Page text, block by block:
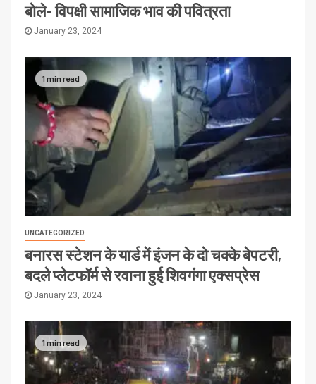
बोले- विपक्षी सामाजिक भाव की पवित्रता
January 23, 2024
1 min read
UNCATEGORIZED
बनारस स्टेशन के यार्ड में इंजन के दो चक्के बेपटरी,
बदले प्लेटफॉर्म से रवाना हुई शिवगंगा एक्सप्रेस
January 23, 2024
1 min read